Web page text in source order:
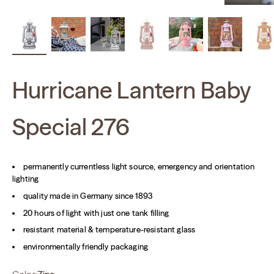
Hurricane Lantern Baby
Special 276
permanently currentless light source, emergency and orientation
lighting
quality made in Germany since 1893
20 hours of light with just one tank filling
resistant material & temperature-resistant glass
environmentally friendly packaging